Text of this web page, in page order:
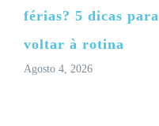
férias? 5 dicas para
voltar à rotina
Agosto 4, 2026